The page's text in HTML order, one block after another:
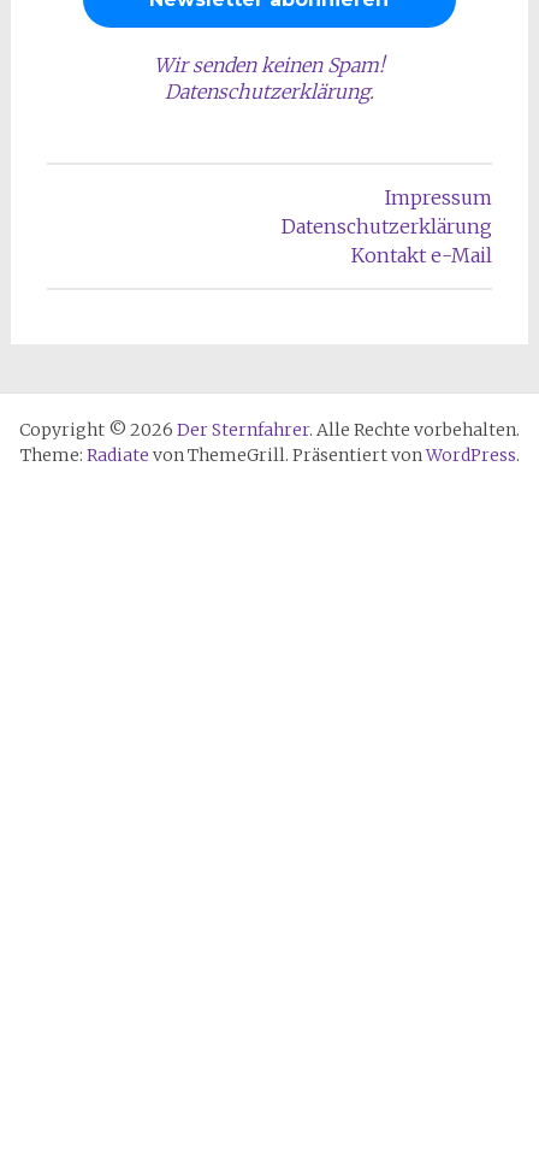
Wir senden keinen Spam!
Datenschutzerklärung.
Impressum
Datenschutzerklärung
Kontakt e-Mail
Copyright © 2026 Der Sternfahrer. Alle Rechte vorbehalten.
Theme: Radiate von ThemeGrill. Präsentiert vonWordPress.